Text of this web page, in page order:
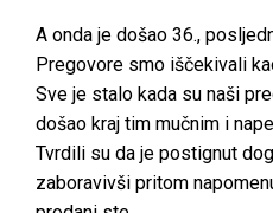
A onda je došao 36.,
Pregovore smo iščekivali
Sve je stalo kada su naši
došao kraj tim mučnim i
Tvrdili su da je postignut
zaboravivši pritom